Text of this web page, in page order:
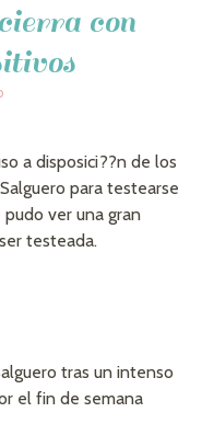
con
a disposici??n de los
para testearse
ver una gran
testeada.
tras un intenso
el fin de semana